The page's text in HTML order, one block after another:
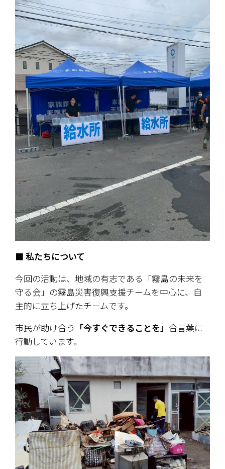
■ 私たちについて
今回の活動は、地域の有志である「霧島の未来を
守る会」の霧島災害復興支援チームを中心に、自
主的に立ち上げたチームです。
市民が助け合う 「今すぐできることを」 合言葉に
行動しています。